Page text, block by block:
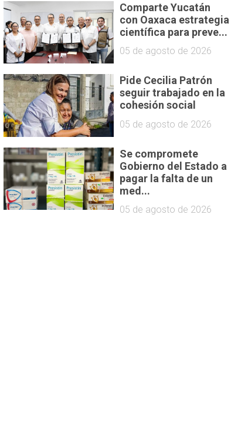
Comparte Yucatán
con Oaxaca estrategia
científica para preve...
05 de agosto de 2026
Pide Cecilia Patrón
seguir trabajado en la
cohesión social
05 de agosto de 2026
Se compromete
Gobierno del Estado a
pagar la falta de un
med...
05 de agosto de 2026